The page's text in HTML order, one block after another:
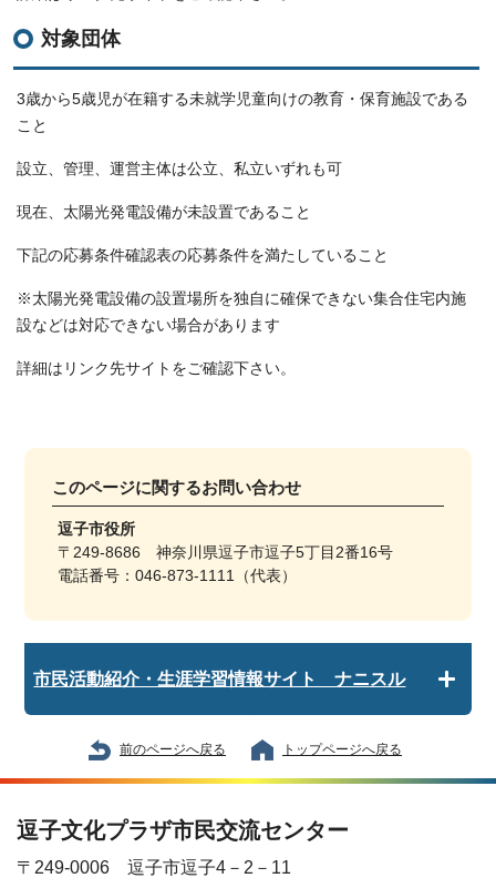
対象団体
3歳から5歳児が在籍する未就学児童向けの教育・保育施設である
こと
設立、管理、運営主体は公立、私立いずれも可
現在、太陽光発電設備が未設置であること
下記の応募条件確認表の応募条件を満たしていること
※太陽光発電設備の設置場所を独自に確保できない集合住宅内施
設などは対応できない場合があります
詳細はリンク先サイトをご確認下さい。
このページに関するお問い合わせ
逗子市役所
〒249-8686 神奈川県逗子市逗子5丁目2番16号
電話番号：046-873-1111（代表）
市民活動紹介・生涯学習情報サイト ナニスル
前のページへ戻る トップページへ戻る
逗子文化プラザ市民交流センター
〒249-0006 逗子市逗子4－2－11